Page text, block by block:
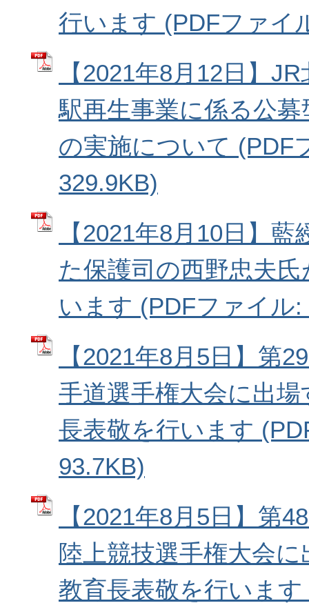
行います (PDFファイ
【2021年8月12日】
駅再生事業に係る公
の実施について (PDF
329.9KB)
【2021年8月10日】
た保護司の西野忠夫
います (PDFファイル:
【2021年8月5日】第
手道選手権大会に出
長表敬を行います
93.7KB)
【2021年8月5日】第
陸上競技選手権大会
教育長表敬を行いま